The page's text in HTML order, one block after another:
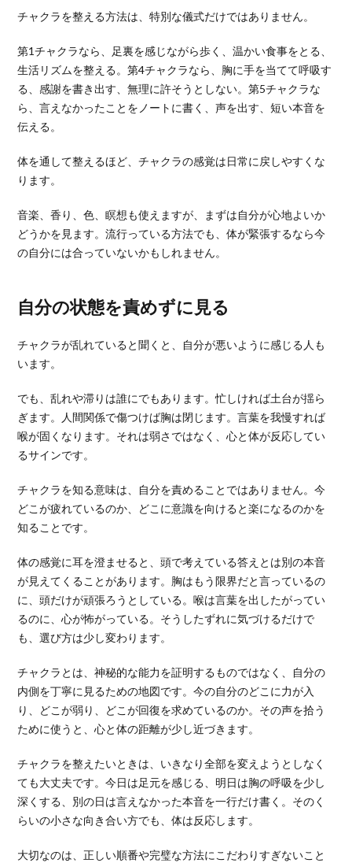
チャクラを整える方法は、特別な儀式だけではありません。
第1チャクラなら、足裏を感じながら歩く、温かい食事をとる、
生活リズムを整える。第4チャクラなら、胸に手を当てて呼吸す
る、感謝を書き出す、無理に許そうとしない。第5チャクラな
ら、言えなかったことをノートに書く、声を出す、短い本音を
伝える。
体を通して整えるほど、チャクラの感覚は日常に戻しやすくな
ります。
音楽、香り、色、瞑想も使えますが、まずは自分が心地よいか
どうかを見ます。流行っている方法でも、体が緊張するなら今
の自分には合っていないかもしれません。
自分の状態を責めずに見る
チャクラが乱れていると聞くと、自分が悪いように感じる人も
います。
でも、乱れや滞りは誰にでもあります。忙しければ土台が揺ら
ぎます。人間関係で傷つけば胸は閉じます。言葉を我慢すれば
喉が固くなります。それは弱さではなく、心と体が反応してい
るサインです。
チャクラを知る意味は、自分を責めることではありません。今
どこが疲れているのか、どこに意識を向けると楽になるのかを
知ることです。
体の感覚に耳を澄ませると、頭で考えている答えとは別の本音
が見えてくることがあります。胸はもう限界だと言っているの
に、頭だけが頑張ろうとしている。喉は言葉を出したがってい
るのに、心が怖がっている。そうしたずれに気づけるだけで
も、選び方は少し変わります。
チャクラとは、神秘的な能力を証明するものではなく、自分の
内側を丁寧に見るための地図です。今の自分のどこに力が入
り、どこが弱り、どこが回復を求めているのか。その声を拾う
ために使うと、心と体の距離が少し近づきます。
チャクラを整えたいときは、いきなり全部を変えようとしなく
ても大丈夫です。今日は足元を感じる、明日は胸の呼吸を少し
深くする、別の日は言えなかった本音を一行だけ書く。そのく
らいの小さな向き合い方でも、体は反応します。
大切なのは、正しい順番や完璧な方法にこだわりすぎないこと